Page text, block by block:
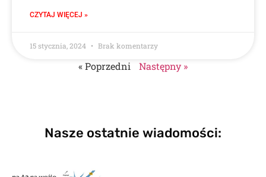
CZYTAJ WIĘCEJ »
15 stycznia, 2024 Brak komentarzy
« Poprzedni Następny »
Nasze ostatnie wiadomości: